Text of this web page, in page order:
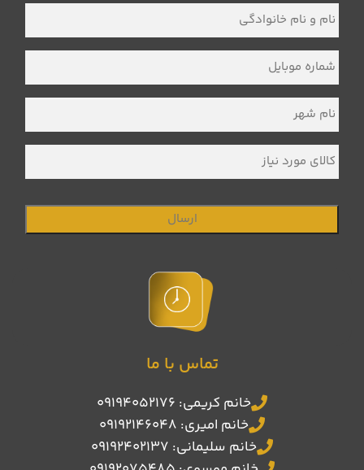
نام
و
نام
خانوادگی
*
شماره
موبایل *
نام
شهر *
کالای
مورد
نیاز
تماس با ما
خانم کریمی: 09194052176
خانم امیری: 09192146048
خانم سلیمانی: 09192402137